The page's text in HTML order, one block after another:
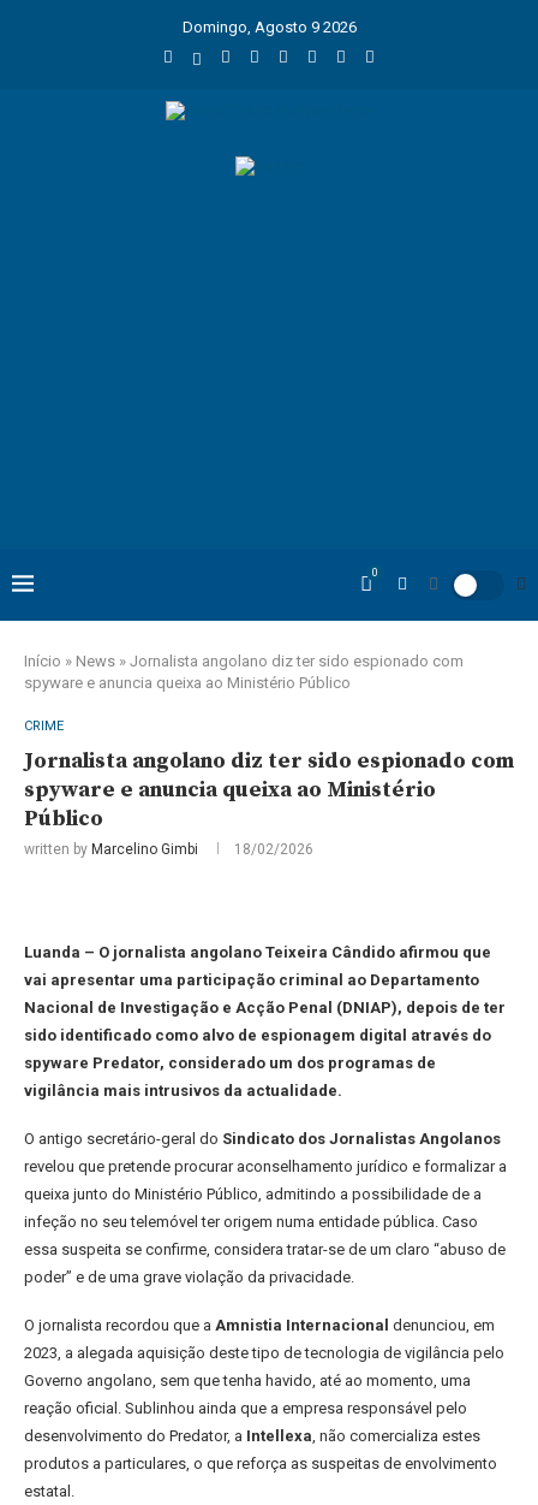
Domingo, Agosto 9 2026
0
Início » News » Jornalista angolano diz ter sido espionado com
spyware e anuncia queixa ao Ministério Público
CRIME
Jornalista angolano diz ter sido espionado com
spyware e anuncia queixa ao Ministério
Público
written by Marcelino Gimbi 18/02/2026
Luanda – O jornalista angolano Teixeira Cândido afirmou que
vai apresentar uma participação criminal ao Departamento
Nacional de Investigação e Acção Penal (DNIAP), depois de ter
sido identificado como alvo de espionagem digital através do
spyware Predator, considerado um dos programas de
vigilância mais intrusivos da actualidade.
O antigo secretário-geral do Sindicato dos Jornalistas Angolanos
revelou que pretende procurar aconselhamento jurídico e formalizar a
queixa junto do Ministério Público, admitindo a possibilidade de a
infeção no seu telemóvel ter origem numa entidade pública. Caso
essa suspeita se confirme, considera tratar-se de um claro “abuso de
poder” e de uma grave violação da privacidade.
O jornalista recordou que a Amnistia Internacional denunciou, em
2023, a alegada aquisição deste tipo de tecnologia de vigilância pelo
Governo angolano, sem que tenha havido, até ao momento, uma
reação oficial. Sublinhou ainda que a empresa responsável pelo
desenvolvimento do Predator, a Intellexa, não comercializa estes
produtos a particulares, o que reforça as suspeitas de envolvimento
estatal.